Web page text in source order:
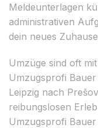
Meldeunterlagen
administrativen
dein neues
Umzüge sind oft
Umzugsprofi
Leipzig nach
reibungslosen
Umzugsprofi